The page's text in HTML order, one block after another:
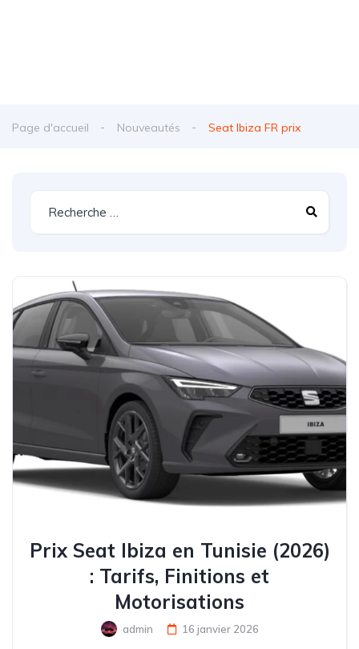
Page d'accueil Nouveautés Seat Ibiza FR prix
Prix Seat Ibiza en Tunisie (2026)
: Tarifs, Finitions et
Motorisations
admin 16 janvier 2026